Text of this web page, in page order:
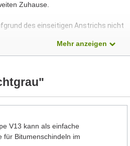
Zuhause.
des einseitigen Anstrichs nicht
Produkte ständig weiterentwickelt
Alle Maße sind Circa-Angaben.
Mehr anzeigen
V13 kann als einfache
für Bitumenschindeln im